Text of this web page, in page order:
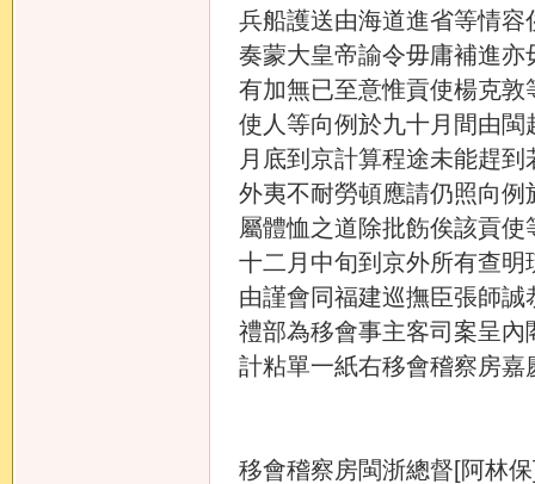
兵船護送由海道進省等情
奏蒙大皇帝諭令毋庸補進
有加無已至意惟貢使楊克
使人等向例於九十月間由
月底到京計算程途未能趕
外夷不耐勞頓應請仍照向
屬體恤之道除批飭俟該貢
十二月中旬到京外所有查
由謹會同福建巡撫臣張師
禮部為移會事主客司案呈
計粘單一紙右移會稽察房嘉
移會稽察房閩浙總督[阿林